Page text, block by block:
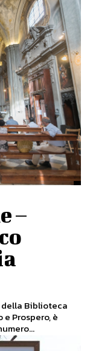
–
Biblioteca
Prospero, è